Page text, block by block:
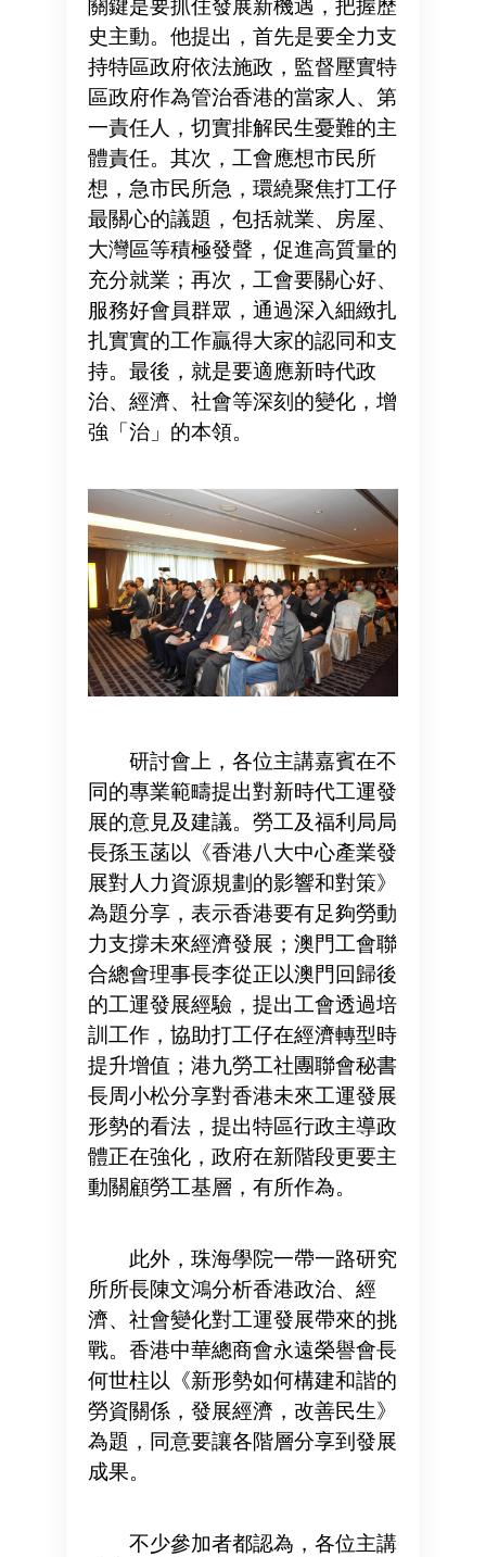
關鍵是要抓住發展新機遇，把握歷
史主動。他提出，首先是要全力支
持特區政府依法施政，監督壓實特
區政府作為管治香港的當家人、第
一責任人，切實排解民生憂難的主
體責任。其次，工會應想市民所
想，急市民所急，環繞聚焦打工仔
最關心的議題，包括就業、房屋、
大灣區等積極發聲，促進高質量的
充分就業；再次，工會要關心好、
服務好會員群眾，通過深入細緻扎
扎實實的工作贏得大家的認同和支
持。最後，就是要適應新時代政
治、經濟、社會等深刻的變化，增
強「治」的本領。
研討會上，各位主講嘉賓在不
同的專業範疇提出對新時代工運發
展的意見及建議。勞工及福利局局
長孫玉菡以《香港八大中心產業發
展對人力資源規劃的影響和對策》
為題分享，表示香港要有足夠勞動
力支撐未來經濟發展；澳門工會聯
合總會理事長李從正以澳門回歸後
的工運發展經驗，提出工會透過培
訓工作，協助打工仔在經濟轉型時
提升增值；港九勞工社團聯會秘書
長周小松分享對香港未來工運發展
形勢的看法，提出特區行政主導政
體正在強化，政府在新階段更要主
動關顧勞工基層，有所作為。
此外，珠海學院一帶一路研究
所所長陳文鴻分析香港政治、經
濟、社會變化對工運發展帶來的挑
戰。香港中華總商會永遠榮譽會長
何世柱以《新形勢如何構建和諧的
勞資關係，發展經濟，改善民生》
為題，同意要讓各階層分享到發展
成果。
不少參加者都認為，各位主講